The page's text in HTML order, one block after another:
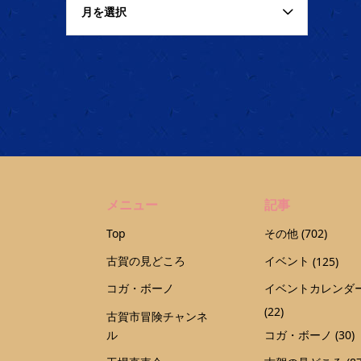
月を選択
メニュー
Top
古賀の見どころ
コガ・ボーノ
古賀市冒険チャンネ
ル
記事
その他 (702)
イベント (125)
イベントカレンダ
(22)
コガ・ボーノ (30)